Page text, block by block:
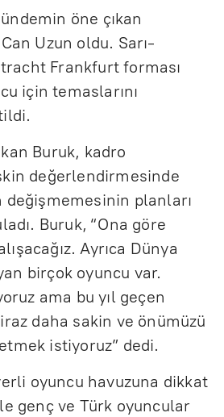
öne çıkan
Uzun oldu. Sarı-
Frankfurt forması
için temaslarını
Buruk, kadro
değerlendirmesinde
değişmemesinin planları
Buruk, “Ona göre
Ayrıca Dünya
birçok oyuncu var.
ama bu yıl geçen
daha sakin ve önümüzü
istiyoruz” dedi.
oyuncu havuzuna dikkat
genç ve Türk oyuncular